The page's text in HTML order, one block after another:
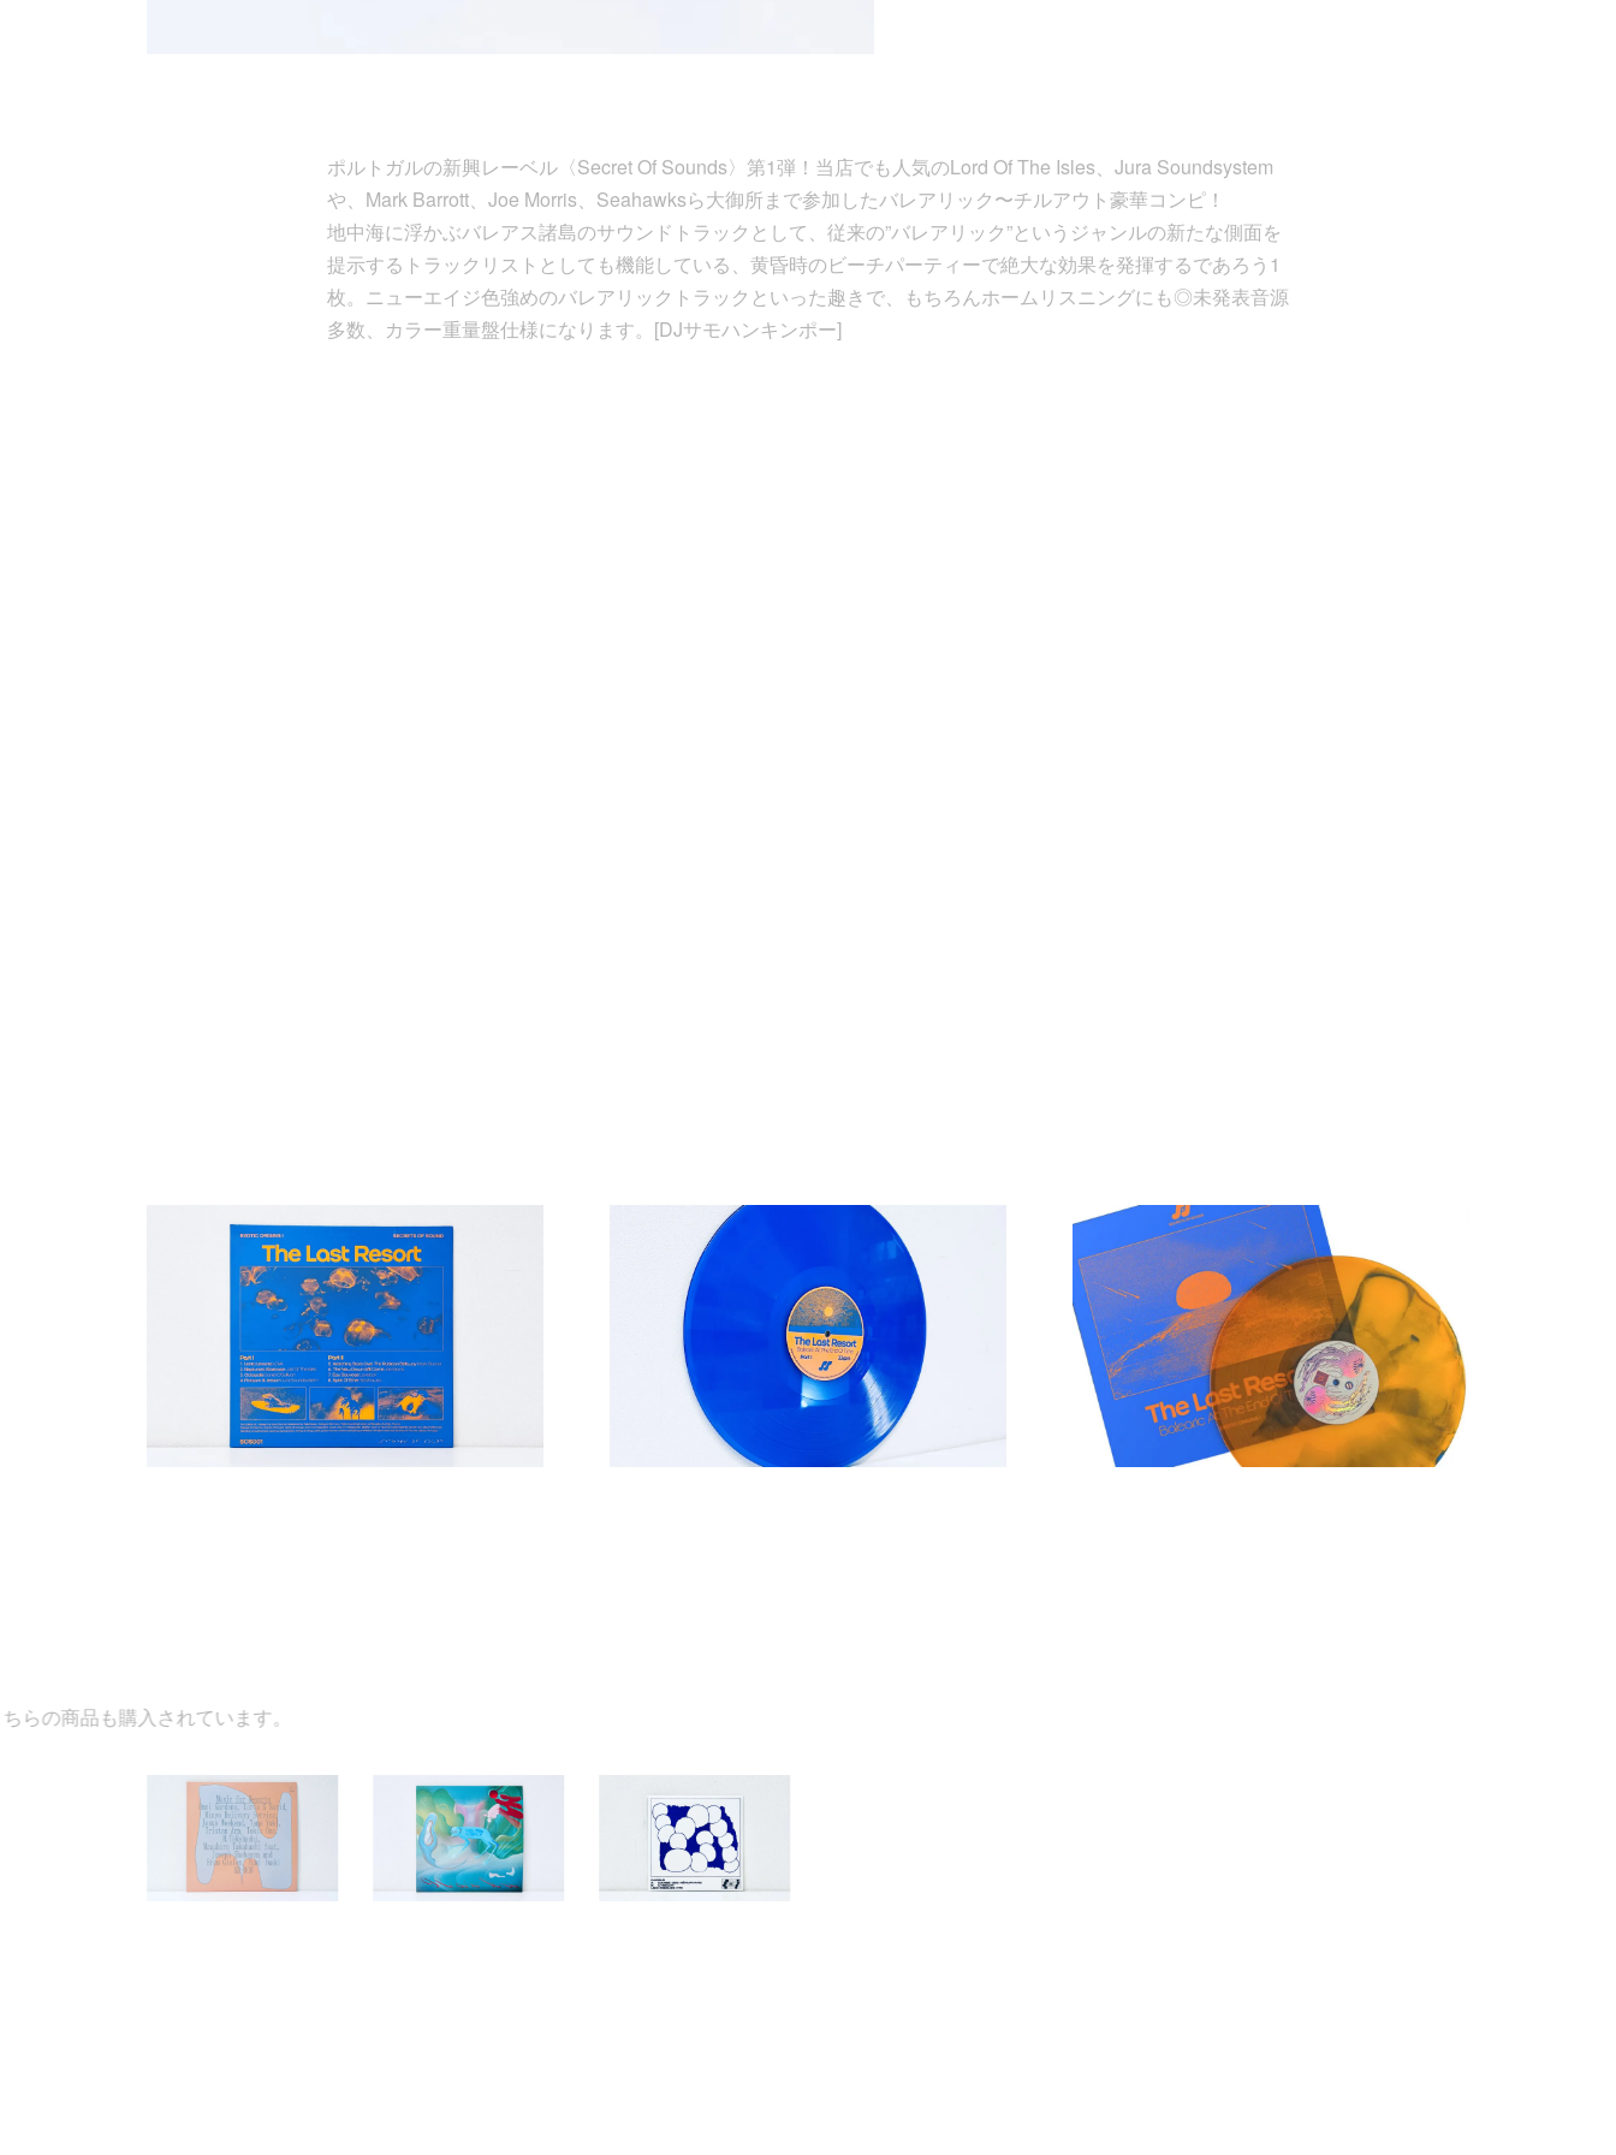
ポルトガルの新興レーベル〈Secret Of Sounds〉第1弾！当店でも人気のLord Of The Isles、Jura Soundsystem
や、Mark Barrott、Joe Morris、Seahawksら大御所まで参加したバレアリック〜チルアウト豪華コンピ！
地中海に浮かぶバレアス諸島のサウンドトラックとして、従来の”バレアリック”というジャンルの新たな側面を
提示するトラックリストとしても機能している、黄昏時のビーチパーティーで絶大な効果を発揮するであろう1
枚。ニューエイジ色強めのバレアリックトラックといった趣きで、もちろんホームリスニングにも◎未発表音源
多数、カラー重量盤仕様になります。[DJサモハンキンポー]
います。